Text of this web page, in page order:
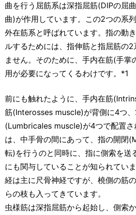
曲を行う屈筋系は深指屈筋(DIPの屈
曲)が作用しています。この2つの系
外在筋系と呼ばれています。指の動
ルするためには、指伸筋と指屈筋の
ません。そのために、手内在筋(手掌
用が必要になってくるわけです。*1
前にも触れたように、手内在筋
筋(Interosses muscle)が背側に4つ
(Lumbricales muscle)が4つで配置さ
は、中手骨の間にあって、指の開閉
転)を行うのと同時に、指に側索を送
にも関与していることが知られてい
経は主に尺骨神経ですが、橈側の筋
らの枝も入ってきています。
虫様筋は深指屈筋から起始し、側索